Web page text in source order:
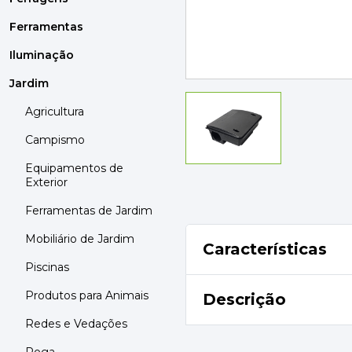
MOBILIÁRIO
PAVIMENTOS E REVESTIMENTOS
DYRUP
Ferramentas
Iluminação
Jardim
Agricultura
Campismo
Equipamentos de
Exterior
Ferramentas de Jardim
Mobiliário de Jardim
Piscinas
Produtos para Animais
Redes e Vedações
Características
Descrição